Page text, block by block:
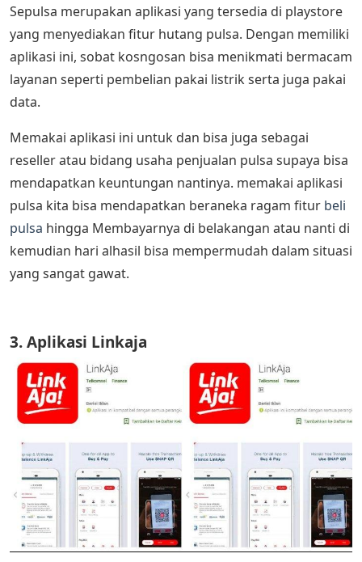
Sepulsa merupakan aplikasi yang tersedia di playstore
yang menyediakan fitur hutang pulsa. Dengan memiliki
aplikasi ini, sobat kosngosan bisa menikmati bermacam
layanan seperti pembelian pakai listrik serta juga pakai
data.
Memakai aplikasi ini untuk dan bisa juga sebagai
reseller atau bidang usaha penjualan pulsa supaya bisa
mendapatkan keuntungan nantinya. memakai aplikasi
pulsa kita bisa mendapatkan beraneka ragam fitur beli
pulsa hingga Membayarnya di belakangan atau nanti di
kemudian hari alhasil bisa mempermudah dalam situasi
yang sangat gawat.
3. Aplikasi Linkaja